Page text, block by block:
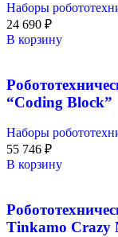
Наборы
24 690 ₽
В корзину
“Coding Block”
Наборы
55 746 ₽
В корзину
Tinkamo Crazy